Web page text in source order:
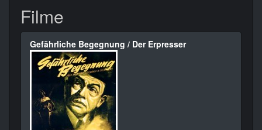
Filme
Gefährliche Begegnung / Der Erpresser